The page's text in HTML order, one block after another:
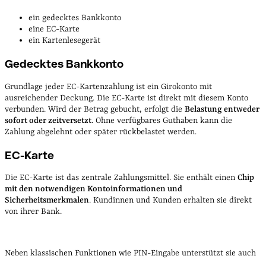
ein gedecktes Bankkonto
eine EC-Karte
ein Kartenlesegerät
Gedecktes Bankkonto
Grundlage jeder EC-Kartenzahlung ist ein Girokonto mit
ausreichender Deckung. Die EC-Karte ist direkt mit diesem Konto
verbunden. Wird der Betrag gebucht, erfolgt die Belastung entweder
sofort oder zeitversetzt. Ohne verfügbares Guthaben kann die
Zahlung abgelehnt oder später rückbelastet werden.
EC-Karte
Die EC-Karte ist das zentrale Zahlungsmittel. Sie enthält einen Chip
mit den notwendigen Kontoinformationen und
Sicherheitsmerkmalen. Kundinnen und Kunden erhalten sie direkt
von ihrer Bank.
Neben klassischen Funktionen wie PIN-Eingabe unterstützt sie auch